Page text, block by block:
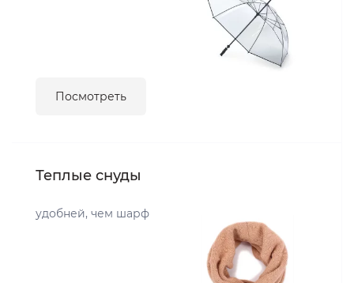
Посмотреть
Теплые снуды
удобней, чем шарф